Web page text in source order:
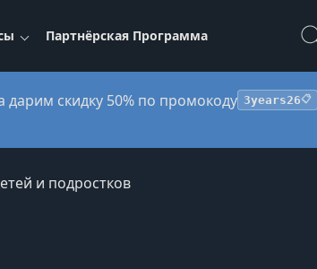
Партнёрская Программа
дарим скидку 50% по промокоду 3years26📋
и подростков